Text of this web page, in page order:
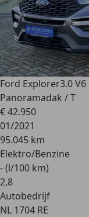
Ford Explorer3.0
Panoramadak / T
€ 42.950
01/2021
95.045 km
Elektro/Benzine
- (l/100 km)
2,8
Autobedrijf
NL 1704 RE